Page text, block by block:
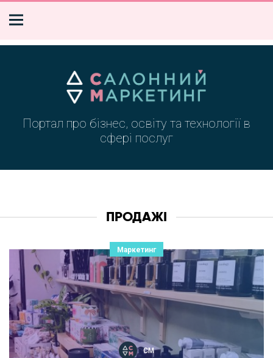
Портал про бізнес, освіту та технології в
сфері послуг
ПРОДАЖІ
Маркетинг
СМ